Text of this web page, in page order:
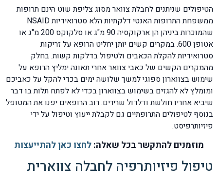
הטיפולים שניתנים לחבלת צוואר מסוג צליפת שוט הינם תרופות
ממשפחת התרופות האנטי דלקתיות הלא סטרואידיות NSAID
שהמוכרות ביניהן הן ארקוקסיה 90 מ"ג או סלקוקס 200 מ"ג או
אטופן 600. במקרים קשים יותן יחליט הרופא על זריקות
סטרואידיות להקלת הכאבים ולטיפול בדלקות קשות. בחלק
מהמקרים הקשים של כאבי צוואר אחרי תאונה ימליץ הרופא על
שימוש בצווארון ספוגי למשך שלושה ימים בכדי להקל על כאביכם
ומומלץ לא להגזים בשימוש בצווארון בכדי לא לפתח תלות בו דבר
שיביא אחריו חולשת ודלדול שרירים. רוב הרופאים יפנו את המטופל
בנוסף לטיפולים התרופתיים גם לקבלת ייעוץ וטיפול על ידי
פיזיותרפיסט.
מוזמנים להתקשר בכל שאלה:לחצו כאן להתייעצות
טיפול פיזיותרפיה לחבלה צווארית